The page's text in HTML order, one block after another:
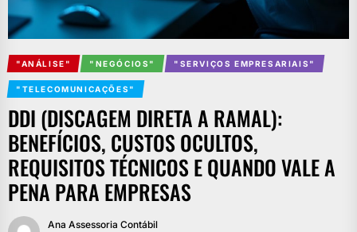
"ANÁLISE" "NEGÓCIOS" "SERVIÇOS EMPRESARIAIS"
"TELECOMUNICAÇÕES"
DDI (DISCAGEM DIRETA A RAMAL):
BENEFÍCIOS, CUSTOS OCULTOS,
REQUISITOS TÉCNICOS E QUANDO VALE A
PENA PARA EMPRESAS
Ana Assessoria Contábil